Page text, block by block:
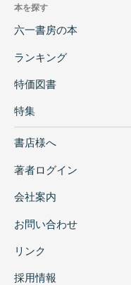
本を探す
六一書房の本
ランキング
特価図書
特集
書店様へ
著者ログイン
会社案内
お問い合わせ
リンク
採用情報